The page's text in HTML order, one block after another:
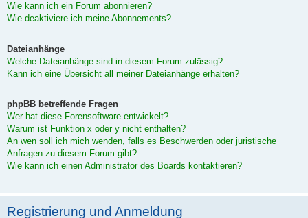
Wie kann ich ein Forum abonnieren?
Wie deaktiviere ich meine Abonnements?
Dateianhänge
Welche Dateianhänge sind in diesem Forum zulässig?
Kann ich eine Übersicht all meiner Dateianhänge erhalten?
phpBB betreffende Fragen
Wer hat diese Forensoftware entwickelt?
Warum ist Funktion x oder y nicht enthalten?
An wen soll ich mich wenden, falls es Beschwerden oder juristische
Anfragen zu diesem Forum gibt?
Wie kann ich einen Administrator des Boards kontaktieren?
Registrierung und Anmeldung